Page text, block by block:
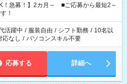
くない」 など、ご希望を教えてください
勤務時間。 合計で週40時間を超える場
！急募！】2カ月～ ■ご応募から最短2～
！
活躍中 / 服装自由 / シフト勤務 / 10名以
応なし / パソコンスキル不要
応募する 詳細へ